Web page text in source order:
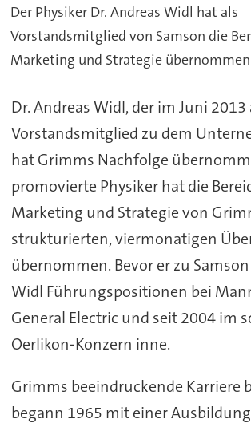
Der Physiker Dr. Andreas Widl hat als
Vorstandsmitglied von Samson die
Marketing und Strategie übernommen
Dr. Andreas Widl, der im Juni 2013
Vorstandsmitglied zu dem
hat Grimms Nachfolge
promovierte Physiker hat die
Marketing und Strategie von
strukturierten, viermonatigen
übernommen. Bevor er zu
Widl Führungspositionen bei
General Electric und seit 2004 im
Oerlikon-Konzern inne.
Grimms beeindruckende Karriere
begann 1965 mit einer